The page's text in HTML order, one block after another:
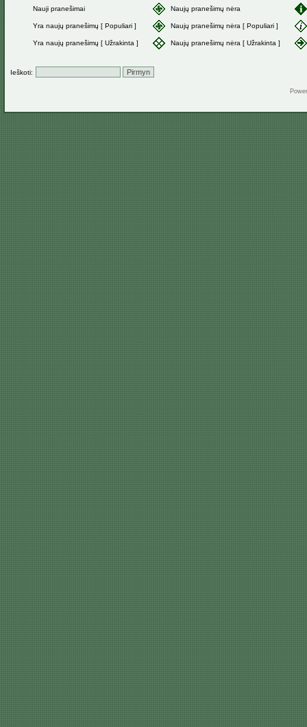
Nauji pranešimai Naujų pranešimų nėra
Yra naujų pranešimų [ Populiari ] Naujų pranešimų nėra [ Populiari ]
Yra naujų pranešimų [ Užrakinta ] Naujų pranešimų nėra [ Užrakinta ]
Ieškoti: